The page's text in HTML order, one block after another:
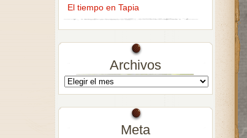
El tiempo en Tapia
Archivos
Meta